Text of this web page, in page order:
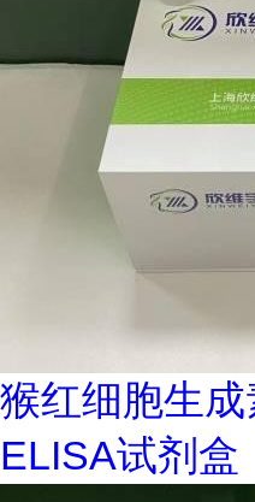
猴红细胞生
ELISA试剂盒